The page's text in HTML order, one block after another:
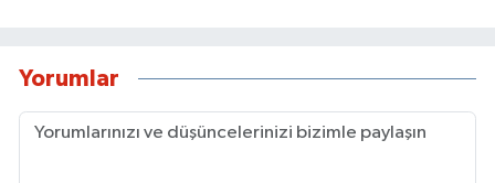
Yorumlar